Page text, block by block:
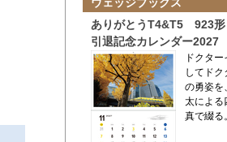
ありがとうT4&T5 923形
引退記念カレンダー
ドクタ
してドク
の勇姿を
太による
真で綴る。